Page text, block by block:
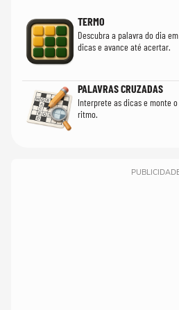
TERMO
Descubra a palavra do dia
dicas e avance até acertar.
PALAVRAS CRUZADAS
Interprete as dicas e monte
ritmo.